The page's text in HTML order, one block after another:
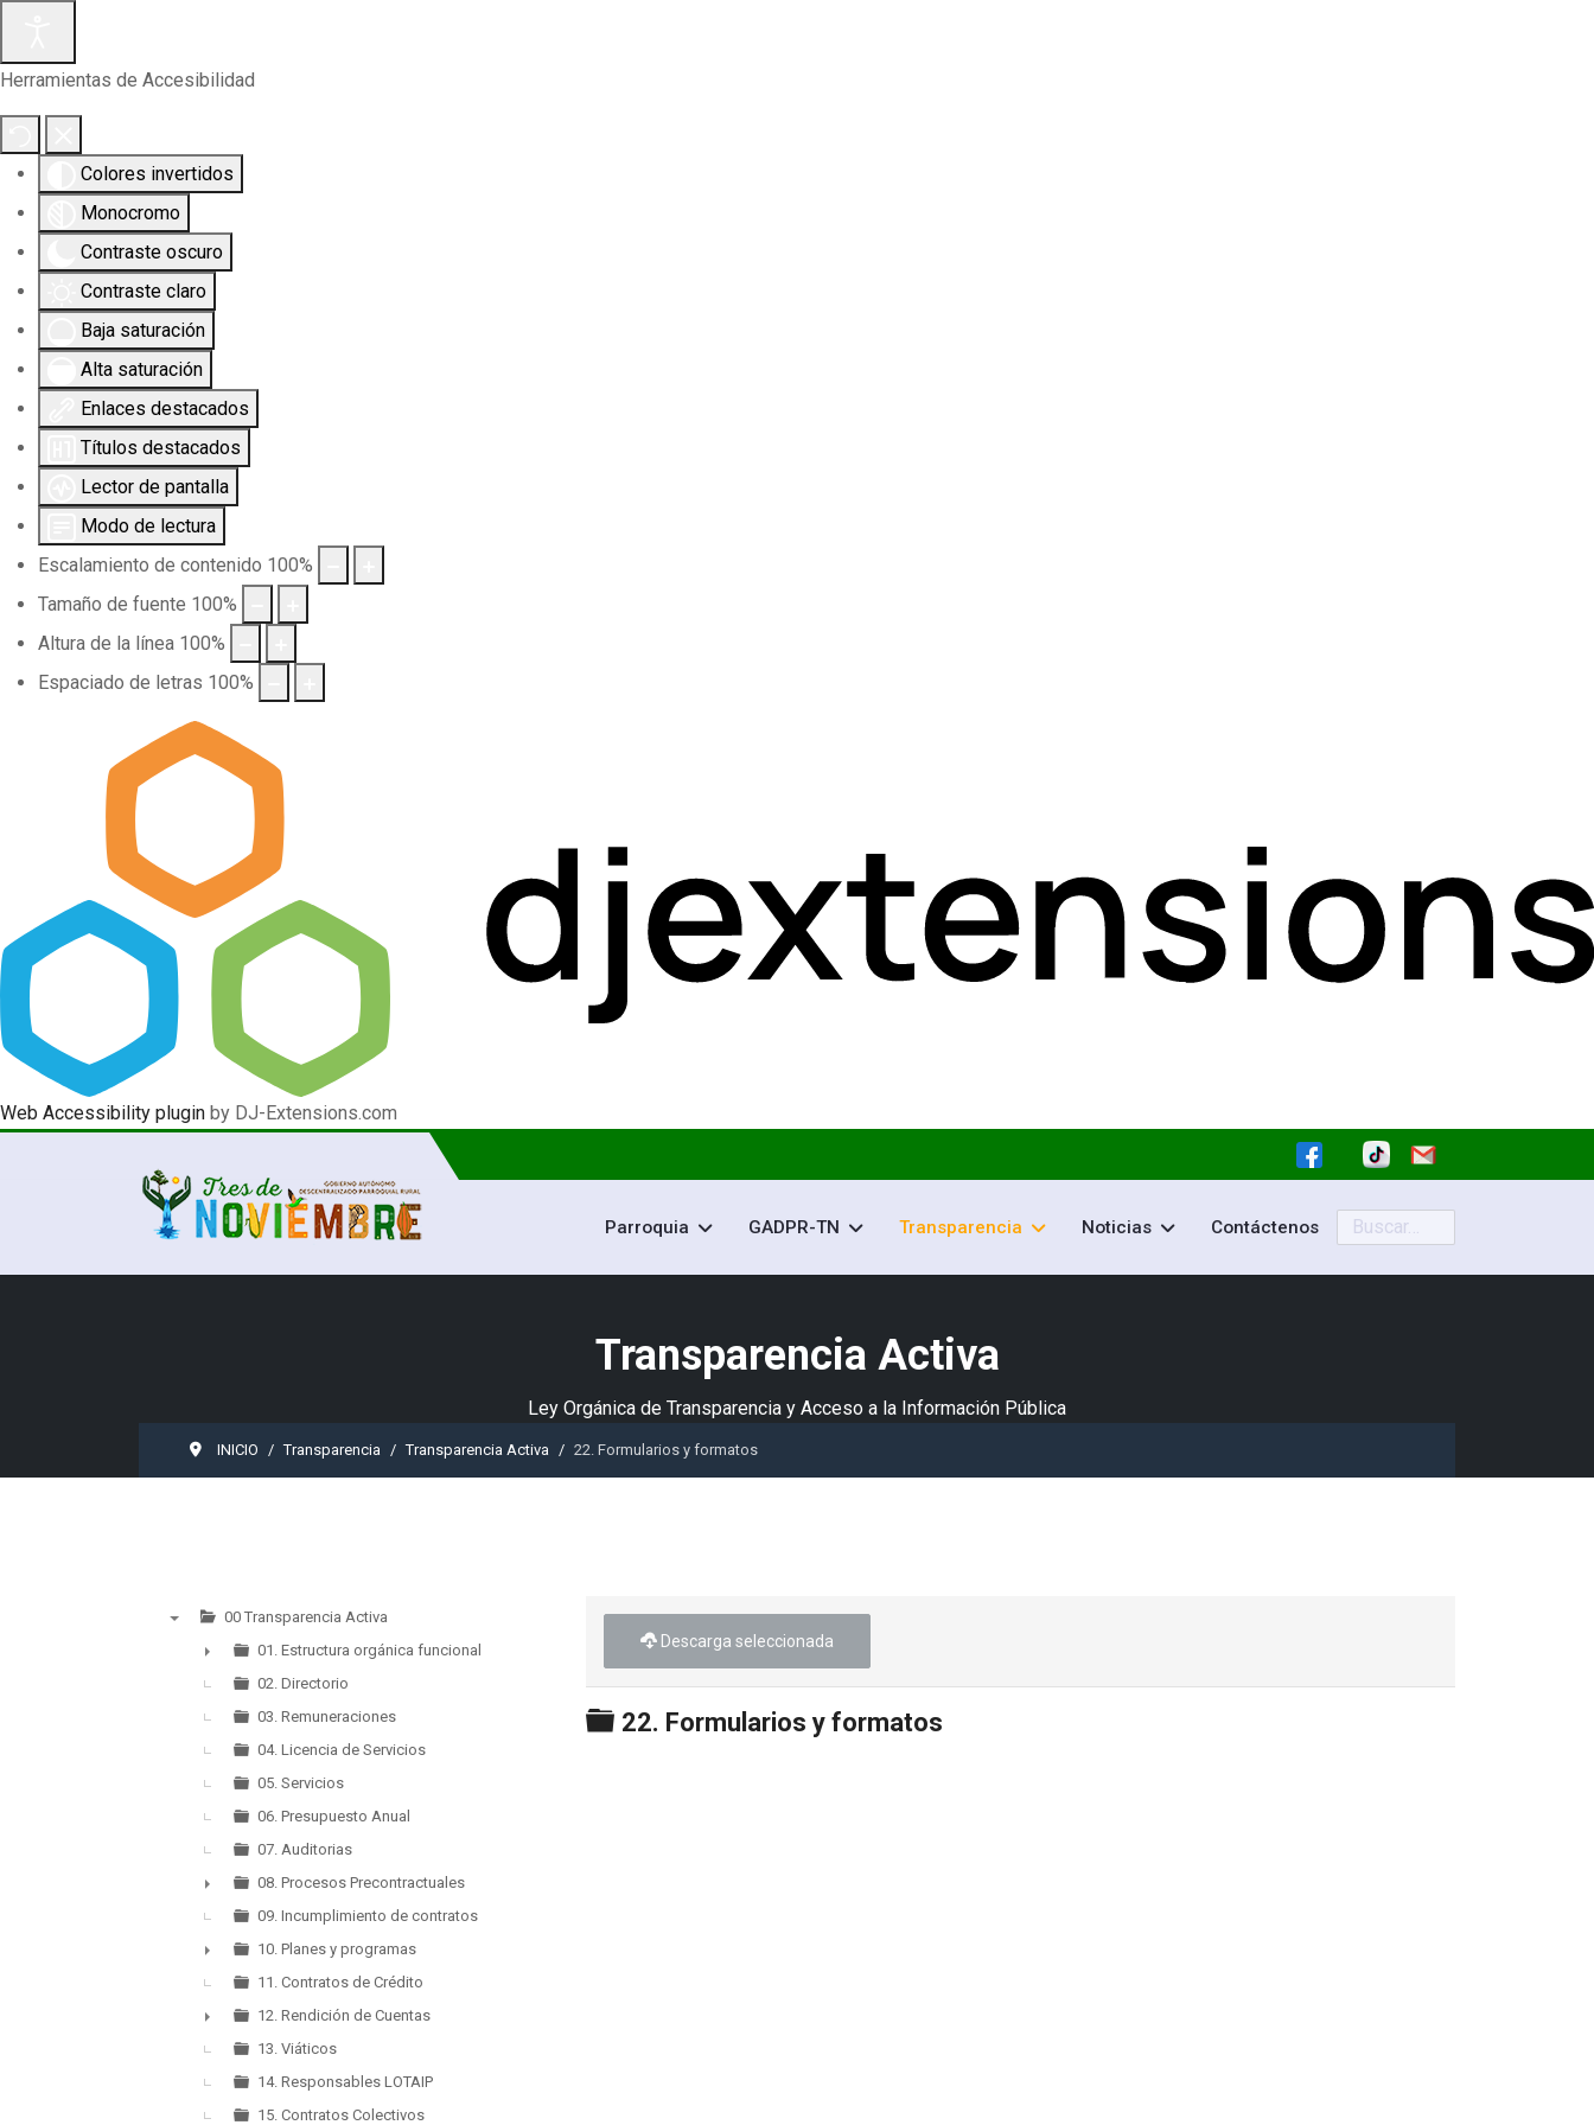
Herramientas de Accesibilidad
Colores invertidos
Monocromo
Contraste oscuro
Contraste claro
Baja saturación
Alta saturación
Enlaces destacados
Títulos destacados
Lector de pantalla
Modo de lectura
Escalamiento de contenido 100%
Tamaño de fuente 100%
Altura de la línea 100%
Espaciado de letras 100%
Web Accessibility plugin by DJ-Extensions.com
Parroquia GADPR-TN Transparencia Noticias Contáctenos Buscar
Transparencia Activa
Ley Orgánica de Transparencia y Acceso a la Información Pública
INICIO Transparencia Transparencia Activa 22. Formularios y formatos
00 Transparencia Activa
►
01. Estructura orgánica funcional
02. Directorio
03. Remuneraciones
04. Licencia de Servicios
05. Servicios
06. Presupuesto Anual
07. Auditorias
►
08. Procesos Precontractuales
09. Incumplimiento de contratos
►
10. Planes y programas
11. Contratos de Crédito
►
12. Rendición de Cuentas
13. Viáticos
14. Responsables LOTAIP
15. Contratos Colectivos
Descarga seleccionada
Carpeta
22. Formularios y formatos